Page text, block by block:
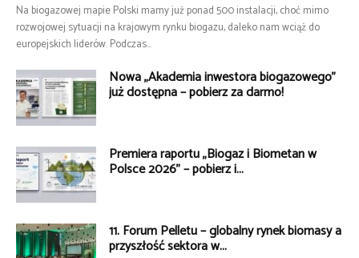
Na biogazowej mapie Polski mamy już ponad 500 instalacji, choć mimo
rozwojowej sytuacji na krajowym rynku biogazu, daleko nam wciąż do
europejskich liderów. Podczas...
Nowa „Akademia inwestora biogazowego”
już dostępna – pobierz za darmo!
Premiera raportu „Biogaz i Biometan w
Polsce 2026” – pobierz i...
11. Forum Pelletu – globalny rynek biomasy a
przyszłość sektora w...